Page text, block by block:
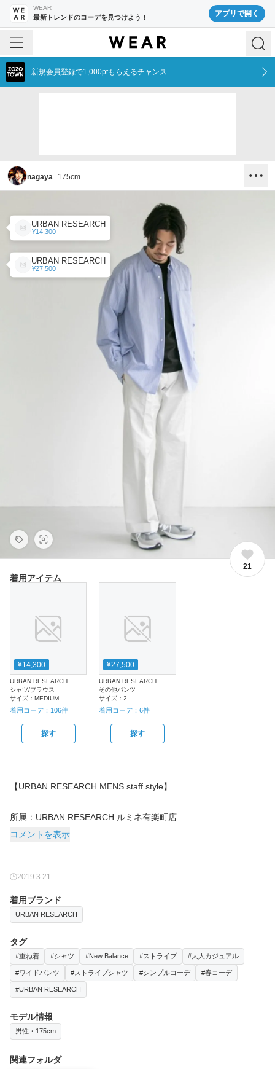
WEAR
最新トレンドのコーデを見つけよう！ アプリで開く
新規会員登録で1,000ptもらえるチャンス
nagaya 175cm
URBAN RESEARCH
¥14,300
URBAN RESEARCH
¥27,500
21
着用アイテム
¥14,300
URBAN RESEARCH
シャツ/ブラウス
サイズ： MEDIUM
着用コーデ： 106件
探す
¥27,500
URBAN RESEARCH
その他パンツ
サイズ：2
着用コーデ：6件
探す
【URBAN RESEARCH MENS staff style】
所属：URBAN RESEARCH ルミネ有楽町店
コメントを表示
2019.3.21
着用ブランド
URBAN RESEARCH
タグ
#重ね着 #シャツ #New Balance #ストライプ #大人カジュアル
#ワイドパンツ #ストライプシャツ #シンプルコーデ #春コーデ
#URBAN RESEARCH
モデル情報
男性・175cm
関連フォルダ